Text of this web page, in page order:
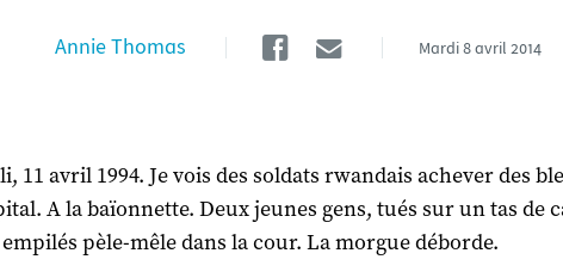
Annie Thomas Facebook
Email
Mardi8 avril 2014
11 avril 1994. Je vois des soldats rwandais achever des
A la baïonnette. Deux jeunes gens, tués sur un tas de
pèle-mêle dans la cour. La morgue déborde.